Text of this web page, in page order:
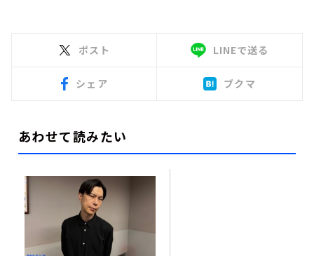
ポスト LINEで送る
シェア ブクマ
あわせて読みたい